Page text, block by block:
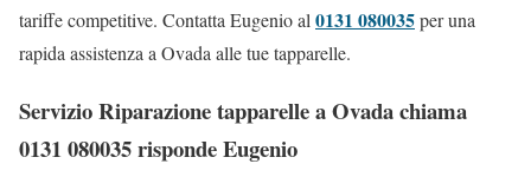
tariffe competitive. Contatta Eugenio al 0131 080035per una
rapida assistenza a Ovada alle tue tapparelle.
Servizio Riparazione tapparelle a Ovada chiama
0131 080035 risponde Eugenio